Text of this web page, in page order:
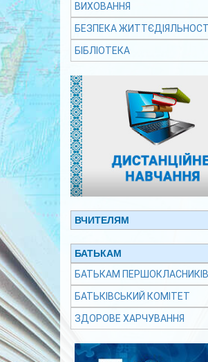
ВИХОВАННЯ
БЕЗПЕКА ЖИТТЄДІЯЛЬНОСТІ
БІБЛІОТЕКА
ВЧИТЕЛЯМ
БАТЬКАМ
БАТЬКАМ ПЕРШОКЛАСНИКІВ
БАТЬКІВСЬКИЙ КОМІТЕТ
ЗДОРОВЕ ХАРЧУВАННЯ